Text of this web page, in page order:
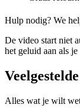
Hulp nodig? We
De video start niet
het geluid aan als
Alles wat je wilt